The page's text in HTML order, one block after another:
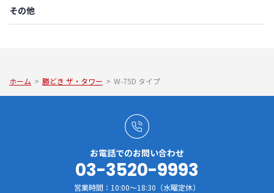
その他
ホーム > 勝どき ザ・タワー > W-75D タイプ
お電話でのお問い合わせ
03-3520-9993
営業時間：10:00～18:30（水曜定休）